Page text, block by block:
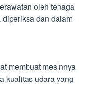
oleh tenaga
dan dalam
membuat mesinnya
kualitas udara yang